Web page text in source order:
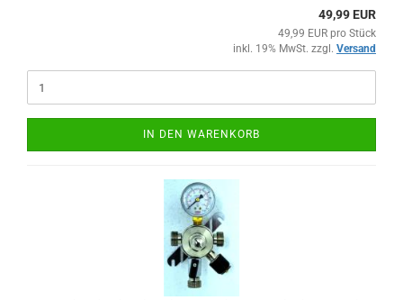
49,99 EUR
49,99 EUR pro Stück
inkl. 19% MwSt. zzgl. Versand
IN DEN WARENKORB